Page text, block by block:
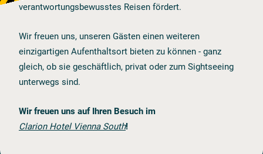
verantwortungsbewusstes Reisen fördert.
Wir freuen uns, unseren Gästen einen weiteren
einzigartigen Aufenthaltsort bieten zu können - ganz
gleich, ob sie geschäftlich, privat oder zum Sightseeing
unterwegs sind.
Wir freuen uns auf Ihren Besuch im
Clarion Hotel Vienna South!